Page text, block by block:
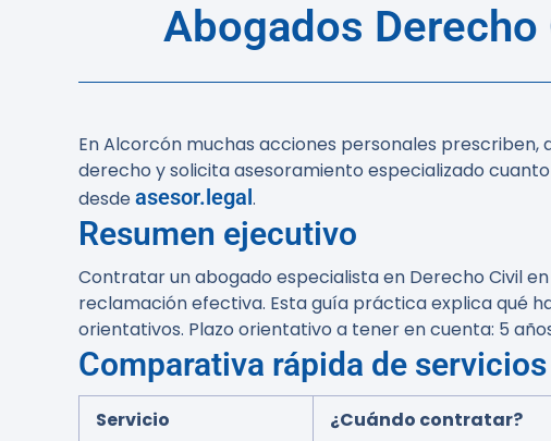
Abogados
En Alcorcón muchas acciones personales prescriben,
derecho y solicita asesoramiento especializado
desdeasesor.legal.
Resumen ejecutivo
Contratar un abogado especialista en Derecho Civil
reclamación efectiva. Esta guía práctica explica qué
orientativos. Plazo orientativo a tener en cuenta: 5
Comparativa rápida de
Servicio ¿Cuándo contratar?